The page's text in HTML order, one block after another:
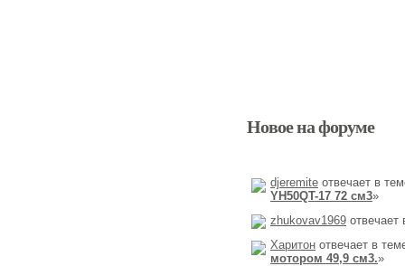
Новое на форуме
djeremite отвечает в
YH50QT-17 72 см3»
zhukovav1969 отвечает
Харитон отвечает в
мотором 49,9 см3.»